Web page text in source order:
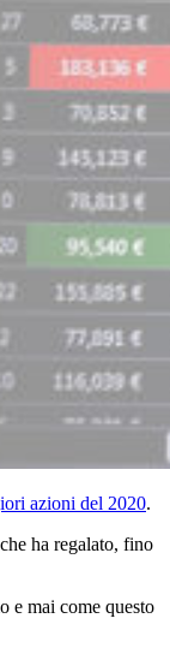
azioni del 2020.
ha regalato, fino
e mai come questo